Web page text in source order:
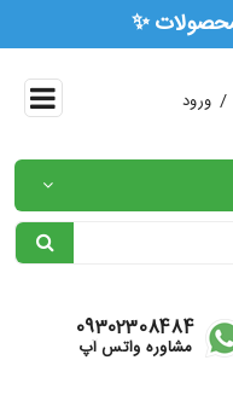
رایگان همه محصولات ✨
/ ورود
09302308484
مشاوره واتس آپ